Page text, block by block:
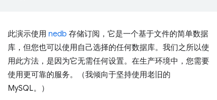
此演示使用 nedb 存储订阅，它是一个基于文件的简单数据
库，但您也可以使用自己选择的任何数据库。我们之所以使
用此方法，是因为它无需任何设置。在生产环境中，您需要
使用更可靠的服务。（我倾向于坚持使用老旧的
MySQL。）